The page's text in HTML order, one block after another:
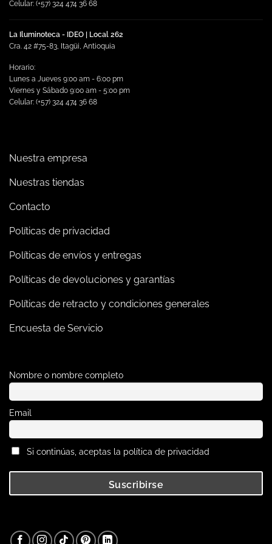
Celular: (+57) 324 474 36 68
La Iluminoteca - IDEO | Local 262
Cra. 42 #75-83, Itagüi, Antioquia
Horario:
Lunes a Jueves 9:00 am - 6:00 pm
Viernes y Sábado 9:00 am - 5:00 pm
Celular: (+57) 324 474 36 68
Nuestra empresa
Nuestras tiendas
Contacto
Políticas de privacidad
Políticas de envíos y entregas
Políticas de devoluciones y garantías
Políticas de retracto y condiciones generales
Encuesta de Servicio
Nombre o nombre completo
Email
Si continúas, aceptas la política de privacidad